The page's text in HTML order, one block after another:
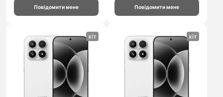
Повідомити мене Повідомити мене
хіт хіт